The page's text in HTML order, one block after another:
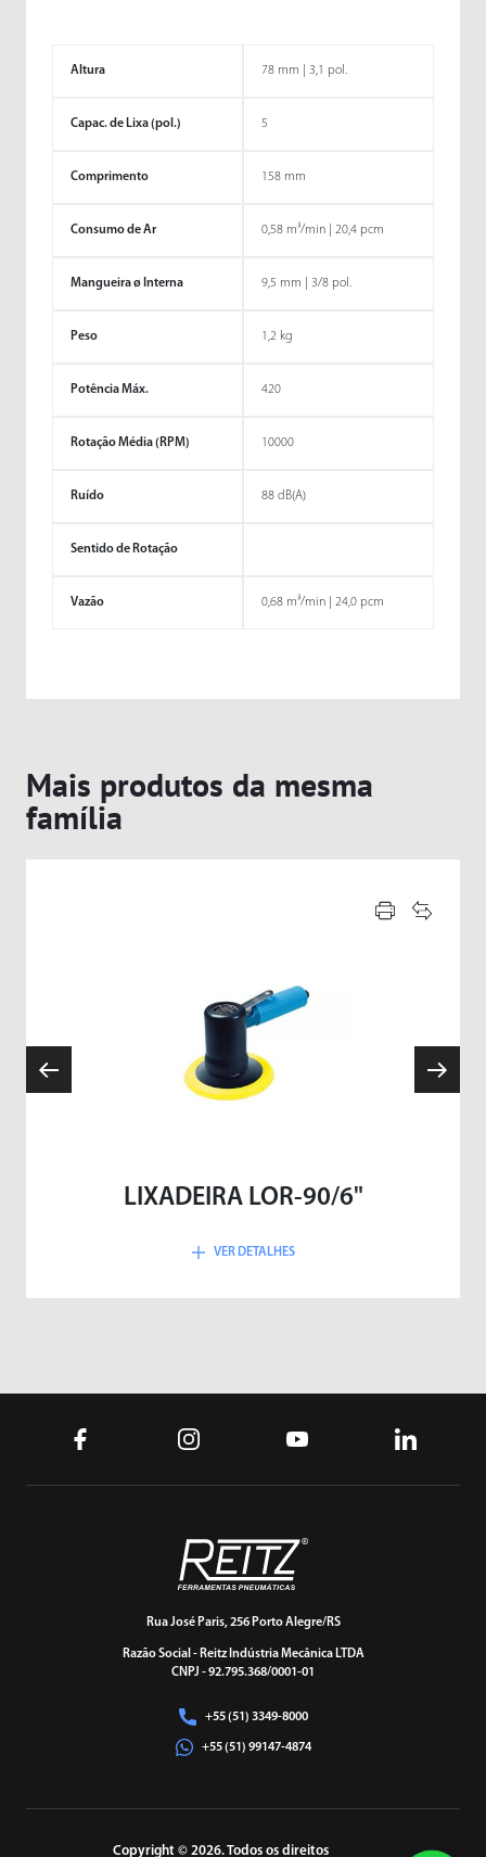
Altura 78 mm | 3,1 pol.
Capac. de Lixa (pol.) 5
Comprimento 158 mm
Consumo de Ar 0,58 m³/min | 20,4 pcm
Mangueira ø Interna 9,5 mm | 3/8 pol.
Peso 1,2 kg
Potência Máx. 420
Rotação Média (RPM) 10000
Ruído 88 dB(A)
Sentido de Rotação
Vazão 0,68 m³/min | 24,0 pcm
Mais produtos da mesma
família
LIXADEIRA LOR-90/6"
VER DETALHES
Rua José Paris, 256 Porto Alegre/RS
Razão Social - Reitz Indústria Mecânica LTDA
CNPJ - 92.795.368/0001-01
+55 (51) 3349-8000
+55 (51) 99147-4874
Copyright © 2026. Todos os direitos